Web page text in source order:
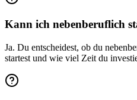
Kann ich nebenberuflich
Ja. Du entscheidest, ob du
startest und wie viel Zeit du